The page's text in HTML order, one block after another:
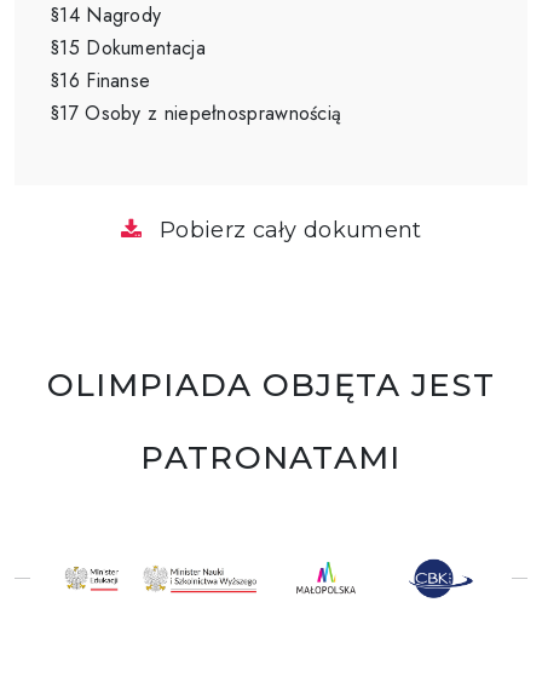
§14 Nagrody
§15 Dokumentacja
§16 Finanse
§17 Osoby z niepełnosprawnością
Pobierz cały dokument
OLIMPIADA OBJĘTA JEST
PATRONATAMI